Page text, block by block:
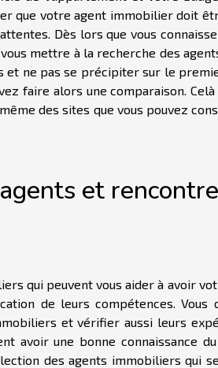
que votre agent immobilier doit
Dès lors que vous
mettre à la recherche des
ne pas se précipiter sur le
faire alors une comparaison.
des sites que vous pouvez
et
qui peuvent vous aider à avoir
de leurs compétences. Vous
et vérifier aussi leurs
avoir une bonne connaissance
des agents immobiliers qui